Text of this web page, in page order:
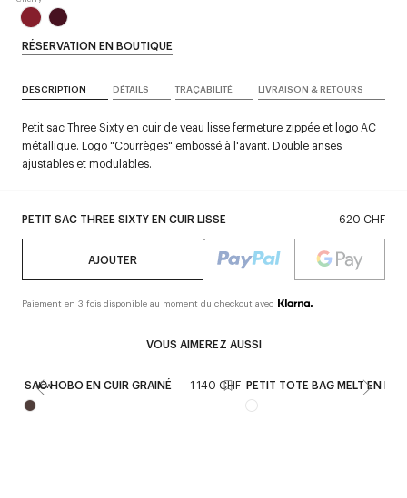
PETIT SAC THREE SIXTY EN CUIR LISSE 620 CHF
AJOUTER
Paiement en 3 fois disponible au moment du checkout avec
RÉSERVATION EN BOUTIQUE
DESCRIPTION DÉTAILS TRAÇABILITÉ LIVRAISON & RETOURS
Petit sac Three Sixty en cuir de veau lisse fermeture zippée et logo AC
métallique. Logo "Courrèges" embossé à l'avant. Double anses
ajustables et modulables.
VOUS AIMEREZ AUSSI
New
SAC HOBO EN CUIR GRAINÉ 1 140 CHF PETIT TOTE BAG MELT EN